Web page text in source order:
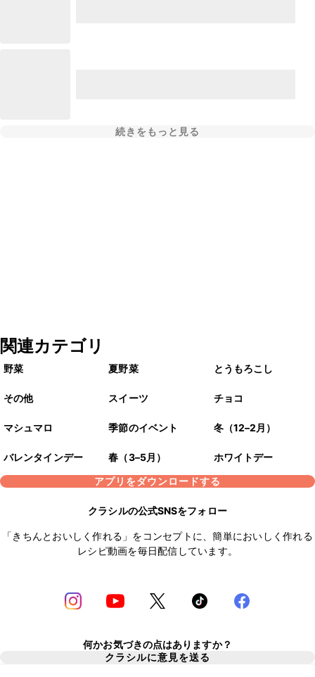
続きをもっと見る
関連カテゴリ
野菜 夏野菜 とうもろこし
その他 スイーツ チョコ
マシュマロ 季節のイベント 冬（12–2月）
バレンタインデー 春（3–5月）
ホワイトデー
アプリをダウンロードする
クラシルの公式SNSをフォロー
「きちんとおいしく作れる」をコンセプトに、簡単においしく作れる
レシピ動画を毎日配信しています。
何かお気づきの点はありますか？
クラシルに意見を送る